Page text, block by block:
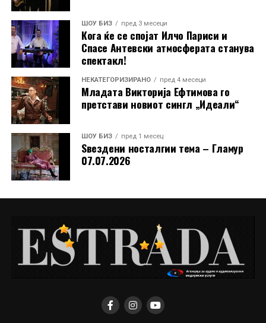
Публиката на „Охрид Фест“ од неа може да очекува,
пред сè, добра песна и добро расположение.
„Добрата песна е добра песна. Единственото
изненадување може да биде само тоа што ќе го
мало возење по езерото и еден блескав охридски
РЕКЛАМА
ШОУ БИЗ пред 3 месеци
Кога ќе се спојат Илчо Париси и
Спасе Антевски атмосферата станува
спектакл!
НЕКАТЕГОРИЗИРАНО пред 4 месеци
Младата Викторија Ефтимова го
претстави новиот сингл „Идеали“
ШОУ БИЗ пред 1 месец
Ѕвездени носталгии тема – Гламур
07.07.2026